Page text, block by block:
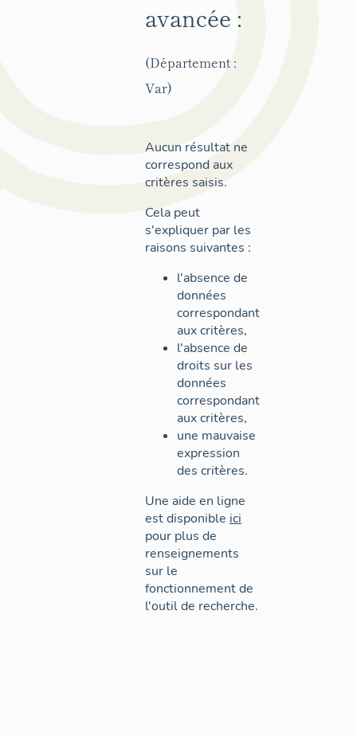
avancée :
(Département :
Var)
Aucun résultat ne
correspond aux
critères saisis.
Cela peut
s'expliquer par les
raisons suivantes :
l'absence de
données
correspondant
aux critères,
l'absence de
droits sur les
données
correspondant
aux critères,
une mauvaise
expression
des critères.
Une aide en ligne
est disponible ici
pour plus de
renseignements
sur le
fonctionnement de
l'outil de recherche.